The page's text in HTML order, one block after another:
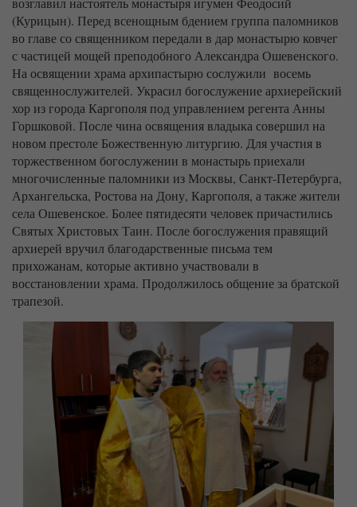
(Курицын). Перед всенощным бдением группа паломников
во главе со священником передали в дар монастырю ковчег
с частицей мощей преподобного Александра Ошевенского.
На освящении храма архипастырю сослужили восемь
священнослужителей. Украсил богослужение архиерейский
хор из города Каргополя под управлением регента Анны
Горшковой. После чина освящения владыка совершил на
новом престоле Божественную литургию. Для участия в
торжественном богослужении в монастырь приехали
многочисленные паломники из Москвы, Санкт-Петербурга,
Архангельска, Ростова на Дону, Каргополя, а также жители
села Ошевенское. Более пятидесяти человек причастились
Святых Христовых Таин. После богослужения правящий
архиерей вручил благодарственные письма тем
прихожанам, которые активно участвовали в
восстановлении храма. Продолжилось общение за братской
трапезой.